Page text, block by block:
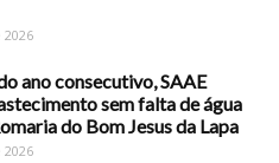
ano consecutivo, SAAE
sem falta de água
do Bom Jesus da Lapa